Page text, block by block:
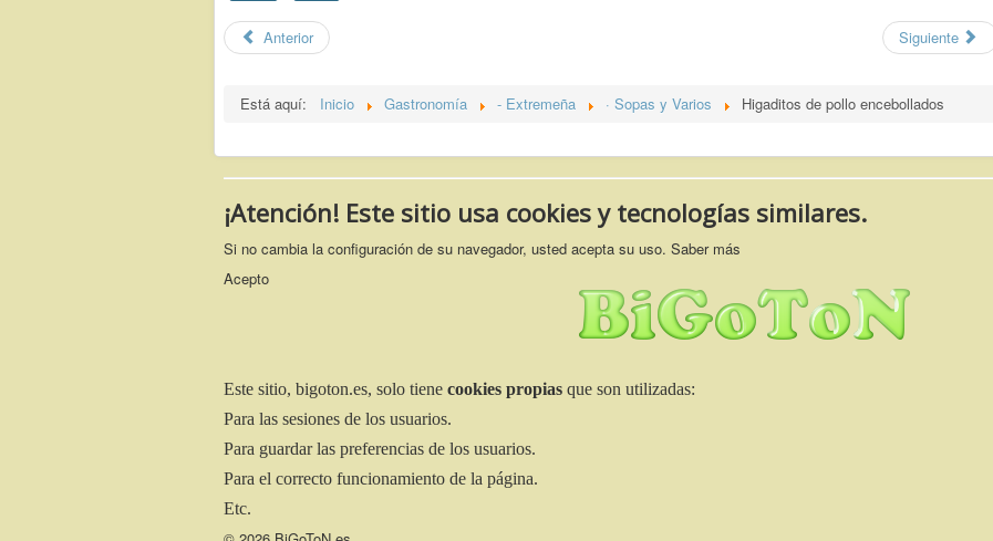
Anterior Siguiente
Está aquí: Inicio Gastronomía - Extremeña · Sopas y Varios Higaditos de pollo encebollados
¡Atención! Este sitio usa cookies y tecnologías similares.
Si no cambia la configuración de su navegador, usted acepta su uso. Saber más
Acepto
Este sitio, bigoton.es, solo tiene cookies propias que son utilizadas:
Para las sesiones de los usuarios.
Para guardar las preferencias de los usuarios.
Para el correcto funcionamiento de la página.
Etc.